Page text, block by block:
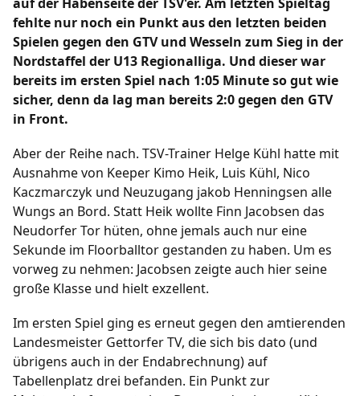
Volleyball/ eSports/ Badminton/ Bogenschießen/
Floorball
Fußball
1. Herren/ 2. Herren/ 1. Frauen/ B-Junioren/
C-Junioren
Termine
Archiv
Fanshop
fehlte nur noch ein Punkt aus den letzten beiden
Spielen gegen den GTV und Wesseln zum Sieg in der
Nordstaffel der U13 Regionalliga. Und dieser war
bereits im ersten Spiel nach 1:05 Minute so gut wie
sicher, denn da lag man bereits 2:0 gegen den GTV
in Front.
Aber der Reihe nach. TSV-Trainer Helge Kühl hatte mit
Ausnahme von Keeper Kimo Heik, Luis Kühl, Nico
Kaczmarczyk und Neuzugang jakob Henningsen alle
Wungs an Bord. Statt Heik wollte Finn Jacobsen das
Neudorfer Tor hüten, ohne jemals auch nur eine
Sekunde im Floorballtor gestanden zu haben. Um es
vorweg zu nehmen: Jacobsen zeigte auch hier seine
große Klasse und hielt exzellent.
Im ersten Spiel ging es erneut gegen den amtierenden
Landesmeister Gettorfer TV, die sich bis dato (und
übrigens auch in der Endabrechnung) auf
Tabellenplatz drei befanden. Ein Punkt zur